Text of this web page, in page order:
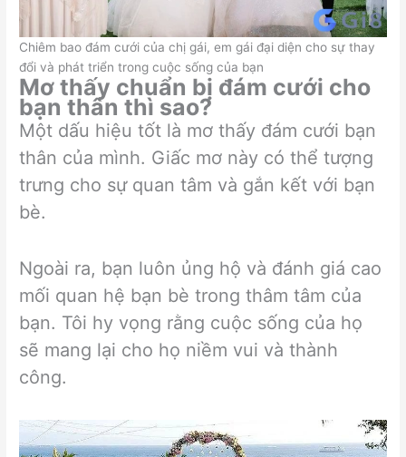
Chiêm bao đám cưới của chị gái, em gái đại diện cho sự thay
đổi và phát triển trong cuộc sống của bạn
Mơ thấy chuẩn bị đám cưới cho
bạn thân thì sao?
Một dấu hiệu tốt là mơ thấy đám cưới bạn
thân của mình. Giấc mơ này có thể tượng
trưng cho sự quan tâm và gắn kết với bạn
bè.
Ngoài ra, bạn luôn ủng hộ và đánh giá cao
mối quan hệ bạn bè trong thâm tâm của
bạn. Tôi hy vọng rằng cuộc sống của họ
sẽ mang lại cho họ niềm vui và thành
công.